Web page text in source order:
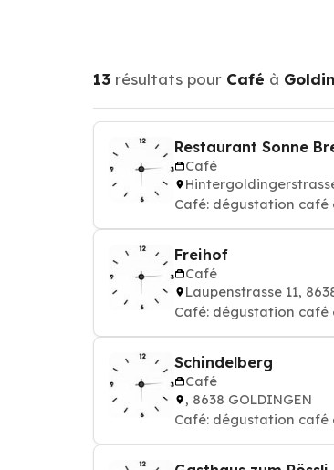
13 résultats pour Café à
Restaurant Sonne
Café
Café: dégustation café
Freihof
Café
Laupenstrasse 11,
Café: dégustation café
Schindelberg
Café
, 8638 GOLDINGEN
Café: dégustation café